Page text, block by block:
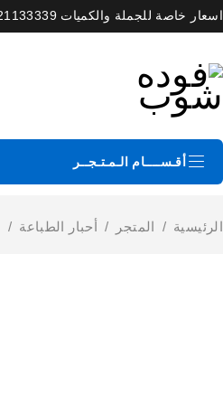
اسعار خاصة للجملة والكميات 01021133339
أقـســــام الـمـتـجــر
الرئيسية / المتجر / أحبار الطباعة /